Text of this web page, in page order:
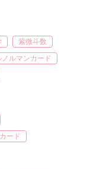
紫微斗数
ノルマンカード
ード